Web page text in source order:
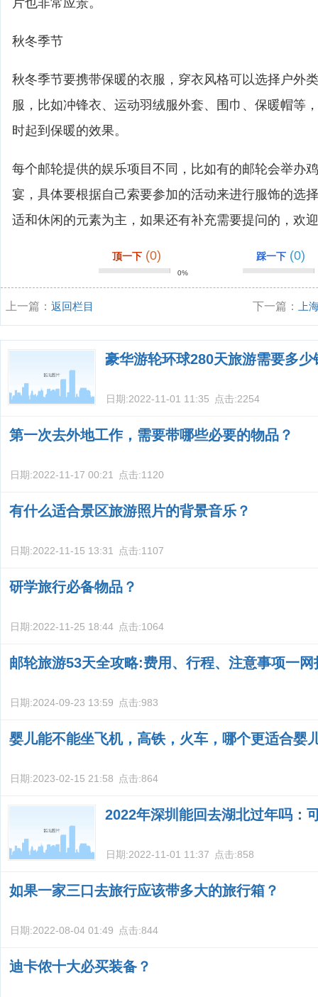
片也非常应景。
秋冬季节
秋冬季节要携带保暖的衣服，穿衣风格可以选择户外
服，比如冲锋衣、运动羽绒服外套、围巾、保暖帽等
时起到保暖的效果。
每个邮轮提供的娱乐项目不同，比如有的邮轮会举办
宴，具体要根据自己索要参加的活动来进行服饰的选
适和休闲的元素为主，如果还有补充需要提问的，欢
顶一下 (0)
0%
踩一下 (0)
上一篇： 返回栏目 下一篇： 上
豪华游轮环球280天旅游需要多少
日期:2022-11-01 11:35 点击:2254
第一次去外地工作，需要带哪些必要的物品？
日期:2022-11-17 00:21 点击:1120
有什么适合景区旅游照片的背景音乐？
日期:2022-11-15 13:31 点击:1107
研学旅行必备物品？
日期:2022-11-25 18:44 点击:1064
邮轮旅游53天全攻略:费用、行程、注意事项一网
日期:2024-09-23 13:59 点击:983
婴儿能不能坐飞机，高铁，火车，哪个更适合婴
日期:2023-02-15 21:58 点击:864
2022年深圳能回去湖北过年吗：
日期:2022-11-01 11:37 点击:858
如果一家三口去旅行应该带多大的旅行箱？
日期:2022-08-04 01:49 点击:844
迪卡侬十大必买装备？